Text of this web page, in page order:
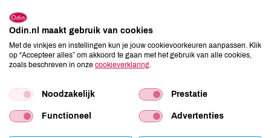
Ingrediënten
INCI: Aqua, Glycine Soja Oil, Glyceryl Stearate SE, Aloe
Butter, Betaine, Sorbitol, Theobroma Grandiflorum Seed Butter,
Camellia Oleifera Seed Oil, Caprylic/Capric Triglyceride, Olea
Europaea Fruit Extract, Valeriana Celtica Extract, Alaria Esculenta
Odin.nl maakt gebruik van cookies
Met de vinkjes en instellingen kun je jouw cookievoorkeuren aanpassen. Klik
op “Accepteer alles” om akkoord te gaan met het gebruik van alle cookies,
zoals beschreven in onze cookieverklaring
Noodzakelijk Prestatie
Functioneel Advertenties